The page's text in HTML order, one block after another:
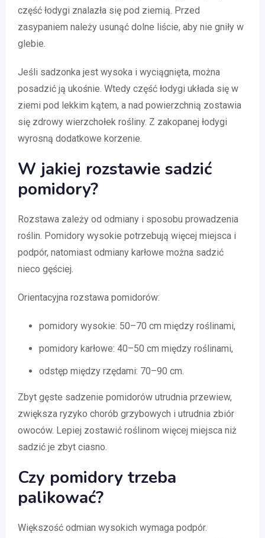
część łodygi znalazła się pod ziemią. Przed
zasypaniem należy usunąć dolne liście, aby nie gniły w
glebie.
Jeśli sadzonka jest wysoka i wyciągnięta, można
posadzić ją ukośnie. Wtedy część łodygi układa się w
ziemi pod lekkim kątem, a nad powierzchnią zostawia
się zdrowy wierzchołek rośliny. Z zakopanej łodygi
wyrosną dodatkowe korzenie.
W jakiej rozstawie sadzić
pomidory?
Rozstawa zależy od odmiany i sposobu prowadzenia
roślin. Pomidory wysokie potrzebują więcej miejsca i
podpór, natomiast odmiany karłowe można sadzić
nieco gęściej.
Orientacyjna rozstawa pomidorów:
pomidory wysokie: 50–70 cm między roślinami,
pomidory karłowe: 40–50 cm między roślinami,
odstęp między rzędami: 70–90 cm.
Zbyt gęste sadzenie pomidorów utrudnia przewiew,
zwiększa ryzyko chorób grzybowych i utrudnia zbiór
owoców. Lepiej zostawić roślinom więcej miejsca niż
sadzić je zbyt ciasno.
Czy pomidory trzeba
palikować?
Większość odmian wysokich wymaga podpór.